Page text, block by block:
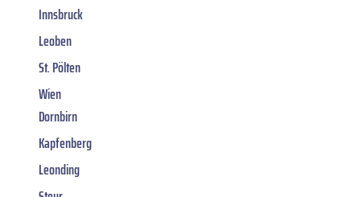
Innsbruck
Leoben
St. Pölten
Wien
Dornbirn
Kapfenberg
Leonding